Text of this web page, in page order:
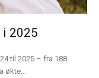
i 2025
til 2025 – fra 188.
økte...